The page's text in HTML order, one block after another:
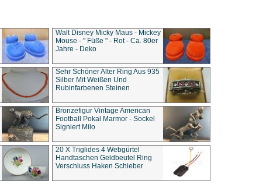
Walt Disney Micky Maus - Mickey
Mouse - " Füße " - Rot - Ca. 80er
Jahre - Deko
Sehr Schöner Alter Ring Aus 935
Silber Mit Weißen Und
Rubinfarbenen Steinen
Bronzefigur Vintage American
Football Pokal Marmor - Sockel
Signiert Milo
20 X Triglides 4 Webgürtel
Handtaschen Geldbeutel Ring
Verschluss Haken Schieber